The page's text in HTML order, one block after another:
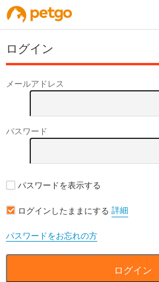
ログイン
メールアドレス
パスワード
パスワードを表示する
ログインしたままにする 詳細
パスワードをお忘れの方
ログイン